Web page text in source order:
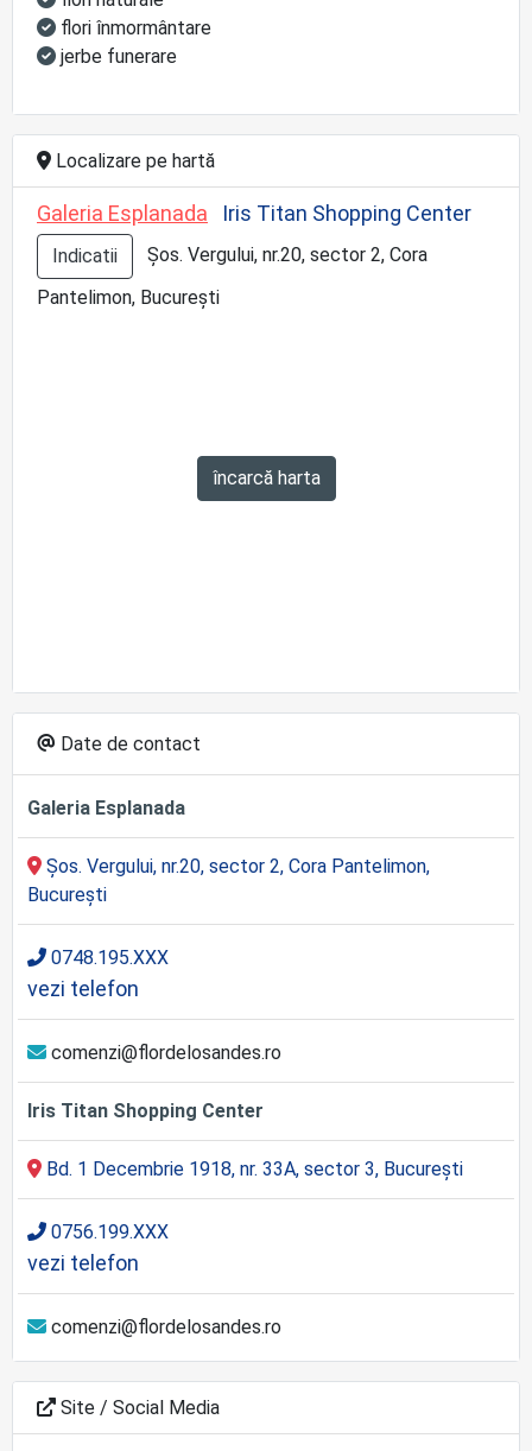
flori înmormântare
jerbe funerare
Localizare pe hartă
Galeria Esplanada Iris Titan Shopping Center
Indicatii
Șos. Vergului, nr.20, sector 2, Cora
Pantelimon, București
încarcă harta
Date de contact
Galeria Esplanada
Șos. Vergului, nr.20, sector 2, Cora Pantelimon,
București
0748.195.XXX
vezi telefon
comenzi@flordelosandes.ro
Iris Titan Shopping Center
Bd. 1 Decembrie 1918, nr. 33A, sector 3, București
0756.199.XXX
vezi telefon
comenzi@flordelosandes.ro
Site / Social Media